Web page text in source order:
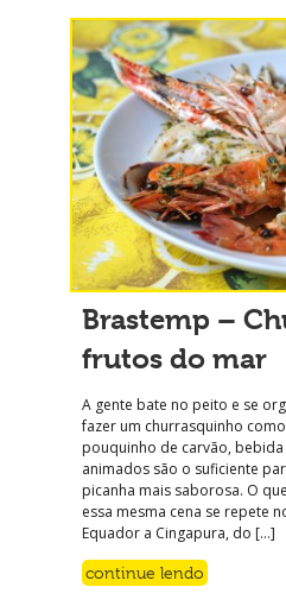
Brastemp –
frutos do mar
A gente bate no peito e se
fazer um churrasquinho
pouquinho de carvão,
animados são o suficiente
picanha mais saborosa. O
essa mesma cena se repete
Equador a Cingapura, do […]
continue lendo